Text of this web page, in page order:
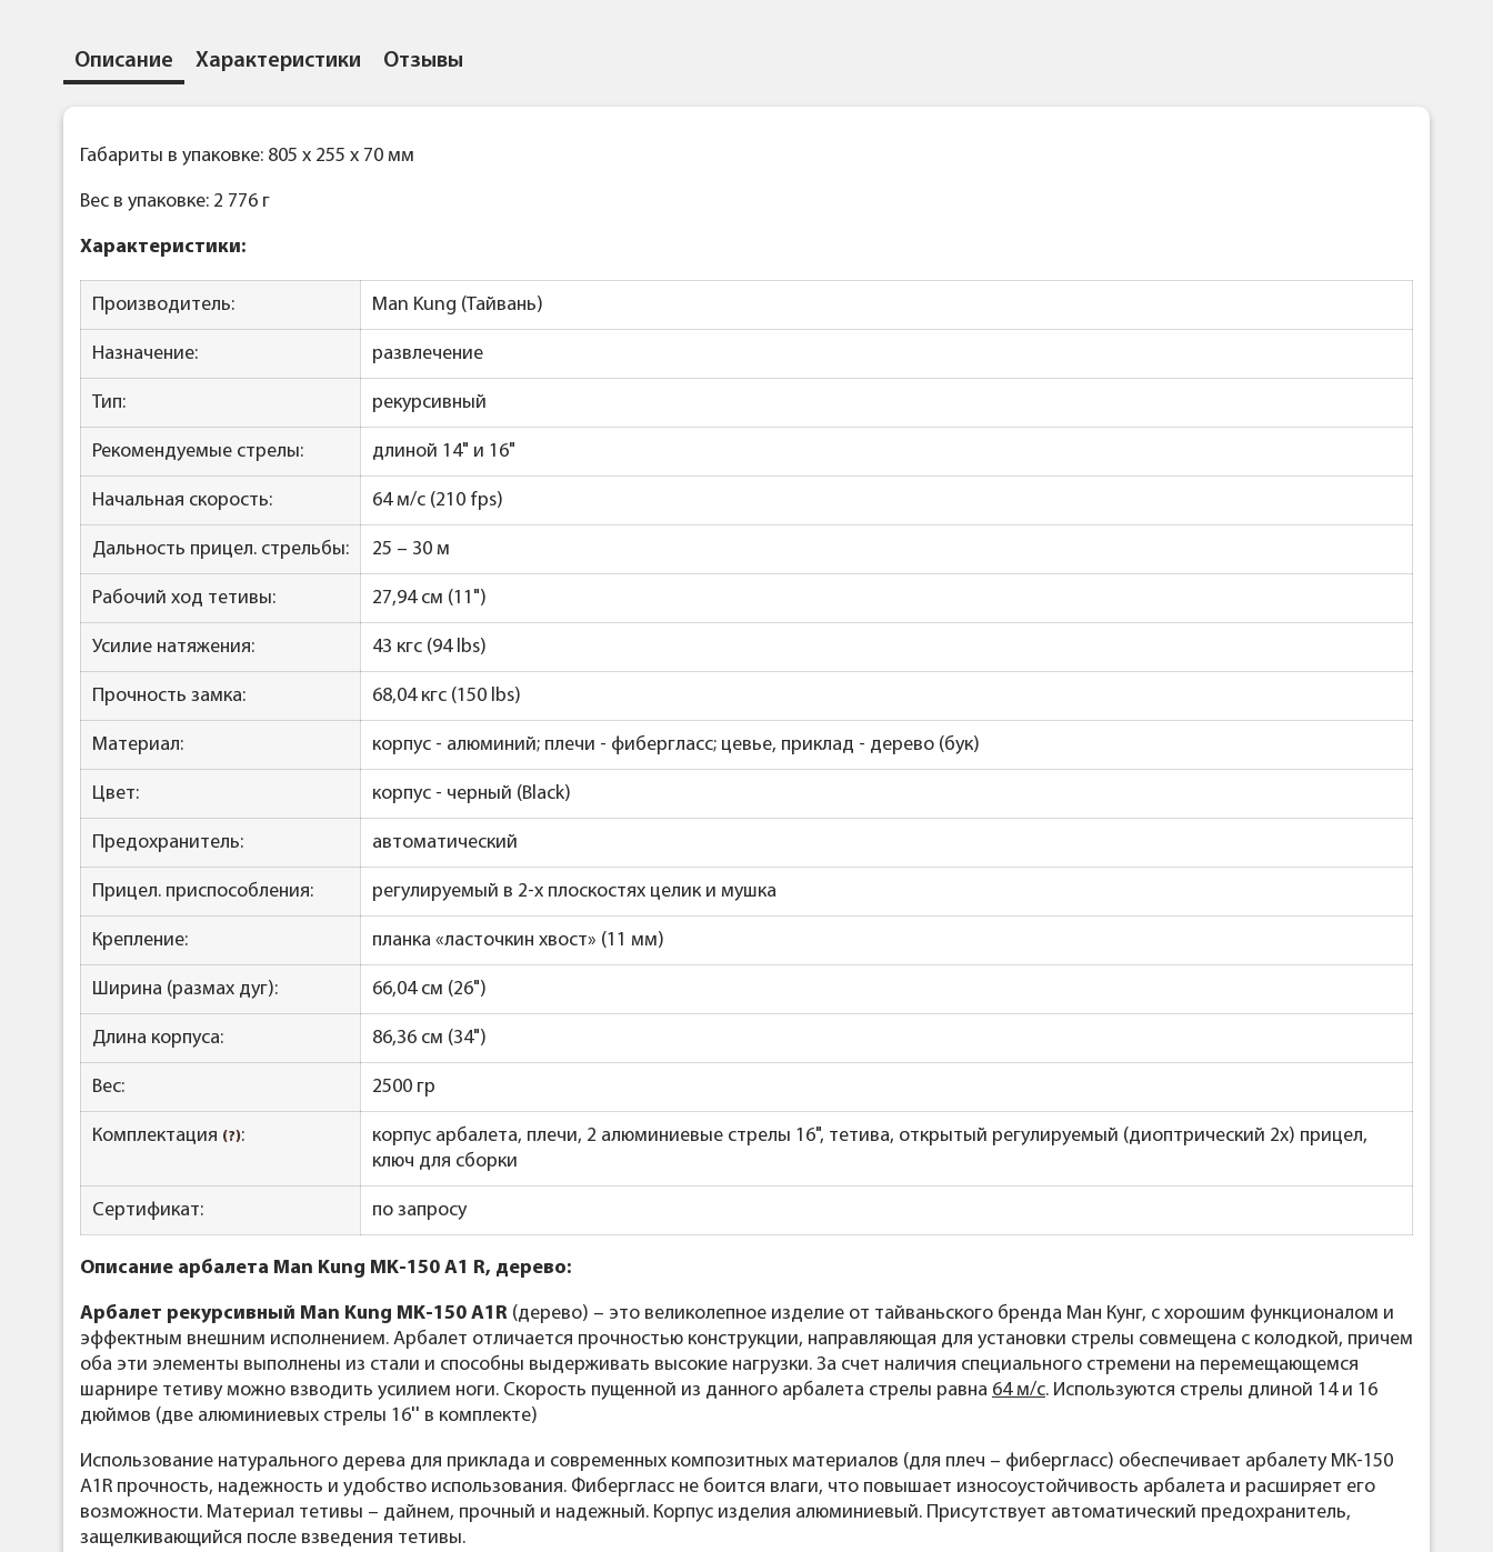
Описание Характеристики Отзывы
Габариты в упаковке: 805 x 255 x 70 мм
Вес в упаковке: 2 776 г
Характеристики:
Производитель: Man Kung (Тайвань)
Назначение: развлечение
Тип: рекурсивный
Рекомендуемые стрелы: длиной 14" и 16"
Начальная скорость: 64 м/с (210 fps)
Дальность прицел. стрельбы: 25 – 30 м
Рабочий ход тетивы: 27,94 см (11")
Усилие натяжения: 43 кгc (94 lbs)
Прочность замка: 68,04 кгc (150 lbs)
Материал: корпус - алюминий; плечи - фибергласс; цевье, приклад - дерево (бук)
Цвет: корпус - черный (Black)
Предохранитель: автоматический
Прицел. приспособления: регулируемый в 2-х плоскостях целик и мушка
Крепление: планка «ласточкин хвост» (11 мм)
Ширина (размах дуг): 66,04 см (26")
Длина корпуса: 86,36 см (34")
Вес: 2500 гр
Комплектация (?):
корпус арбалета, плечи, 2 алюминиевые стрелы 16", тетива, открытый регулируемый (диоптрический 2x) прицел,
ключ для сборки
Сертификат: по запросу
Описание арбалета Man Kung MK-150 A1 R, дерево:
Арбалет рекурсивный Man Kung MK-150 A1R (дерево) – это великолепное изделие от тайваньского бренда Ман Кунг, с хорошим функционалом и
эффектным внешним исполнением. Арбалет отличается прочностью конструкции, направляющая для установки стрелы совмещена с колодкой, причем
оба эти элементы выполнены из стали и способны выдерживать высокие нагрузки. За счет наличия специального стремени на перемещающемся
шарнире тетиву можно взводить усилием ноги. Скорость пущенной из данного арбалета стрелы равна 64 м/с. Используются стрелы длиной 14 и 16
дюймов (две алюминиевых стрелы 16'' в комплекте)
Использование натурального дерева для приклада и современных композитных материалов (для плеч – фибергласс) обеспечивает арбалету МК-150
А1R прочность, надежность и удобство использования. Фибергласс не боится влаги, что повышает износоустойчивость арбалета и расширяет его
возможности. Материал тетивы – дайнем, прочный и надежный. Корпус изделия алюминиевый. Присутствует автоматический предохранитель,
защелкивающийся после взведения тетивы.